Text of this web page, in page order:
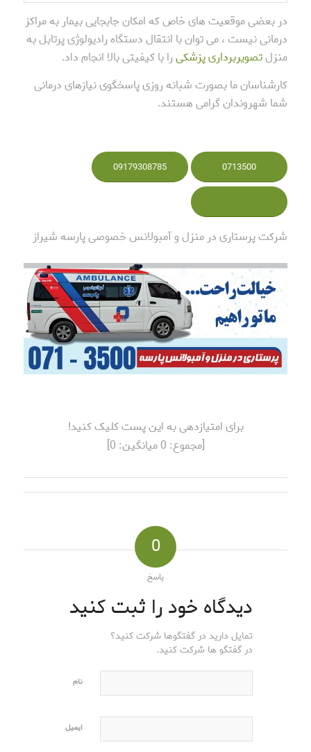
در بعضی موقعیت های خاص که امکان جابجایی بیمار به مراکز
درمانی نیست ، می توان با انتقال دستگاه رادیولوژی پرتابل به
منزلتصویربرداری پزشکیرا با کیفیتی بالا انجام داد.
کارشناسان ما بصورت شبانه روزی پاسخگوی نیازهای درمانی
شما شهروندان گرامی هستند.
0713500
09179308785
شرکت پرستاری در منزل و آمبولانس خصوصی پارسه شیراز
برای امتیازدهی به این پست کلیک کنید!
[مجموع: 0میانگین: 0
]
0
پاسخ
دیدگاه خود را ثبت کنید
تمایل دارید در گفتگوها شرکت کنید؟
در گفتگو ها شرکت کنید.
نام
ایمیل